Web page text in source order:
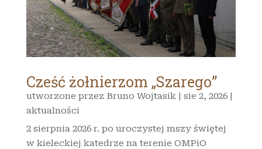
Cześć żołnierzom „Szarego”
utworzone przez Bruno Wojtasik| sie 2, 2026|
aktualności
2 sierpnia 2026 r. po uroczystej mszy świętej
w kieleckiej katedrze na terenie OMPiO